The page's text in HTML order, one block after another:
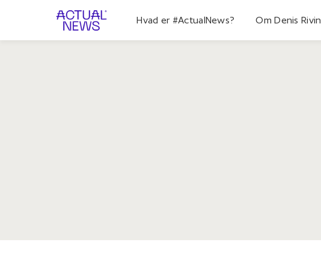
Hvad er #ActualNews? Om Denis Rivin